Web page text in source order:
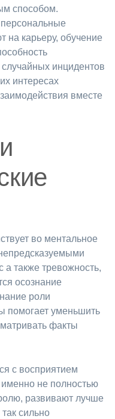
способом.
на карьеру, обучение
инцидентов
интересах
вместе
во ментальное
а также тревожность,
осознание
роли
помогает уменьшить
факты
с восприятием
не полностью
развивают лучше
сильно